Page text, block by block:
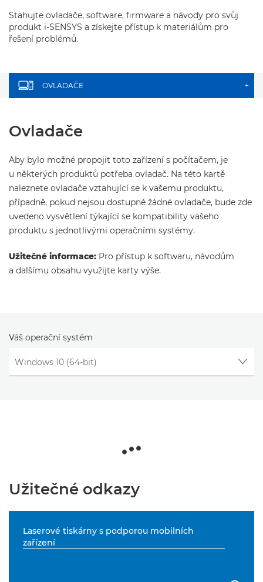
Stahujte ovladače, software, firmware a návody pro svůj
produkt i-SENSYS a získejte přístup k materiálům pro
řešení problémů.
OVLADAČE +
Ovladače
Aby bylo možné propojit toto zařízení s počítačem, je
u některých produktů potřeba ovladač. Na této kartě
naleznete ovladače vztahující se k vašemu produktu,
případně, pokud nejsou dostupné žádné ovladače, bude zde
uvedeno vysvětlení týkající se kompatibility vašeho
produktu s jednotlivými operačními systémy.
Užitečné informace: Pro přístup k softwaru, návodům
a dalšímu obsahu využijte karty výše.
Váš operační systém
Užitečné odkazy
Laserové tiskárny s podporou mobilních
zařízení